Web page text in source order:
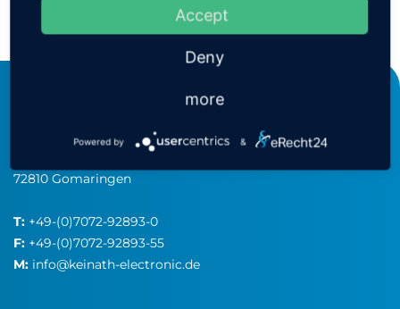
consulting & equipment
Robert-Bosch-Straße 34
72810 Gomaringen
T: +49-(0)7072-92893-0
F: +49-(0)7072-92893-55
M: info@keinath-electronic.de
Accept
Deny
more
Powered by &